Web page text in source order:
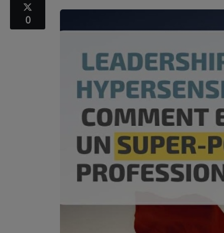
GRILLE DES PROGRAMMES
C'ÉTAIT QUOI CE TITRE ?
PODCASTS - SAISON 2026/2027
NOS PROGRAMMES COURTS
ARCHIVES - SAISONS PASSÉES
0